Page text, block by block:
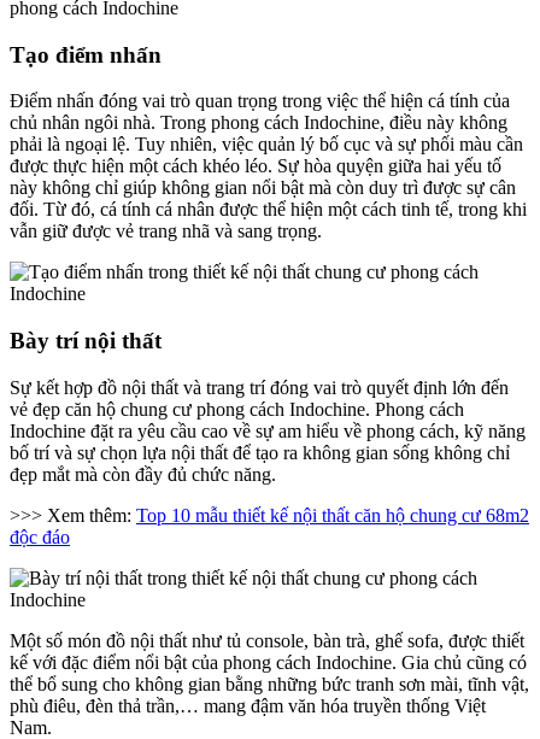
Tạo điểm nhấn
Điểm nhấn đóng vai trò quan trọng trong việc thể hiện cá tính của
chủ nhân ngôi nhà. Trong phong cách Indochine, điều này không
phải là ngoại lệ. Tuy nhiên, việc quản lý bố cục và sự phối màu cần
được thực hiện một cách khéo léo. Sự hòa quyện giữa hai yếu tố
này không chỉ giúp không gian nổi bật mà còn duy trì được sự cân
đối. Từ đó, cá tính cá nhân được thể hiện một cách tinh tế, trong khi
vẫn giữ được vẻ trang nhã và sang trọng.
Bày trí nội thất
Sự kết hợp đồ nội thất và trang trí đóng vai trò quyết định lớn đến
vẻ đẹp căn hộ chung cư phong cách Indochine. Phong cách
Indochine đặt ra yêu cầu cao về sự am hiểu về phong cách, kỹ năng
bố trí và sự chọn lựa nội thất để tạo ra không gian sống không chỉ
đẹp mắt mà còn đầy đủ chức năng.
>>> Xem thêm: Top 10 mẫu thiết kế nội thất căn hộ chung cư 68m2
độc đáo
Một số món đồ nội thất như tủ console, bàn trà, ghế sofa, được thiết
kế với đặc điểm nổi bật của phong cách Indochine. Gia chủ cũng có
thể bổ sung cho không gian bằng những bức tranh sơn mài, tĩnh vật,
phù điêu, đèn thả trần,… mang đậm văn hóa truyền thống Việt
Nam.